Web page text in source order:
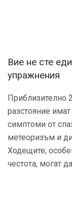
Вие не сте
упражнения
Приблизително
разстояние
симптоми от
метеоризъм и
Ходещите,
честота, могат